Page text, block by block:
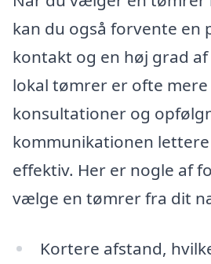
kan du også forvente en
kontakt og en høj grad
lokal tømrer er ofte
konsultationer og
kommunikationen
effektiv. Her er nogle af
vælge en tømrer fra dit
Kortere afstand,